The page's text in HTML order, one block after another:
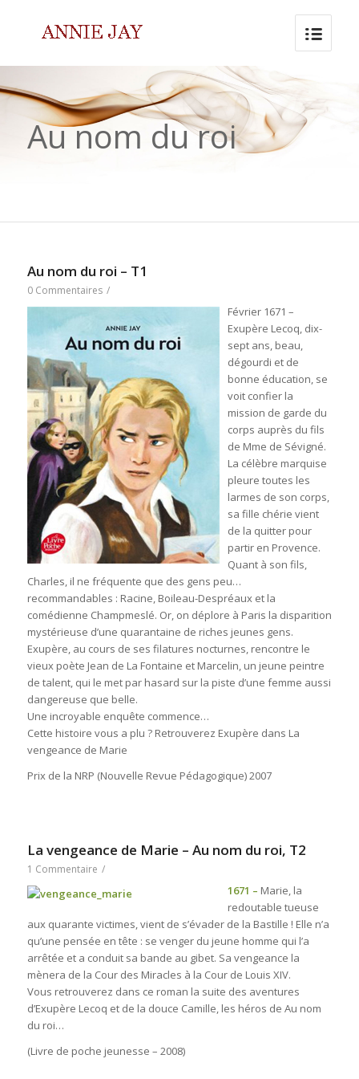
Au nom du roi
Au nom du roi – T1
0 Commentaires /
Février 1671 –
Exupère Lecoq, dix-
sept ans, beau,
dégourdi et de
bonne éducation, se
voit confier la
mission de garde du
corps auprès du fils
de Mme de Sévigné.
La célèbre marquise
pleure toutes les
larmes de son corps,
sa fille chérie vient
de la quitter pour
partir en Provence.
Quant à son fils,
Charles, il ne fréquente que des gens peu…
recommandables : Racine, Boileau-Despréaux et la
comédienne Champmeslé. Or, on déplore à Paris la disparition
mystérieuse d’une quarantaine de riches jeunes gens.
Exupère, au cours de ses filatures nocturnes, rencontre le
vieux poète Jean de La Fontaine et Marcelin, un jeune peintre
de talent, qui le met par hasard sur la piste d’une femme aussi
dangereuse que belle.
Une incroyable enquête commence…
Cette histoire vous a plu ? Retrouverez Exupère dans La
vengeance de Marie
Prix de la NRP (Nouvelle Revue Pédagogique) 2007
La vengeance de Marie – Au nom du roi, T2
1 Commentaire /
1671 – Marie, la
redoutable tueuse
aux quarante victimes, vient de s’évader de la Bastille ! Elle n’a
qu’une pensée en tête : se venger du jeune homme qui l’a
arrêtée et a conduit sa bande au gibet. Sa vengeance la
mènera de la Cour des Miracles à la Cour de Louis XIV.
Vous retrouverez dans ce roman la suite des aventures
d’Exupère Lecoq et de la douce Camille, les héros de Au nom
du roi…
(Livre de poche jeunesse – 2008)